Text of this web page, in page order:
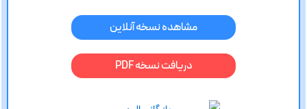
مشاهده نسخه آنلاین
دریافت نسخه PDF